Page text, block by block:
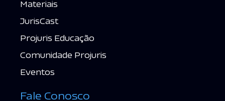
Materiais
JurisCast
Projuris Educação
Comunidade Projuris
Eventos
Fale Conosco